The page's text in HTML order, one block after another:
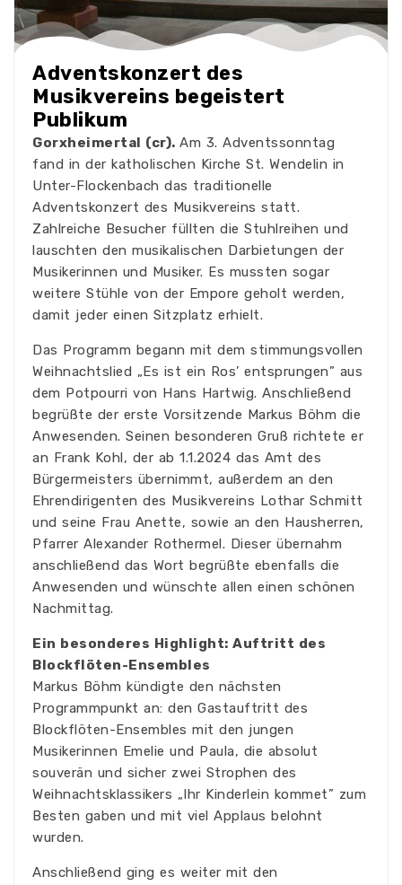
Adventskonzert des
Musikvereins begeistert
Publikum
Gorxheimertal (cr). Am 3. Adventssonntag
fand in der katholischen Kirche St. Wendelin in
Unter-Flockenbach das traditionelle
Adventskonzert des Musikvereins statt.
Zahlreiche Besucher füllten die Stuhlreihen und
lauschten den musikalischen Darbietungen der
Musikerinnen und Musiker. Es mussten sogar
weitere Stühle von der Empore geholt werden,
damit jeder einen Sitzplatz erhielt.
Das Programm begann mit dem stimmungsvollen
Weihnachtslied „Es ist ein Ros’ entsprungen” aus
dem Potpourri von Hans Hartwig. Anschließend
begrüßte der erste Vorsitzende Markus Böhm die
Anwesenden. Seinen besonderen Gruß richtete er
an Frank Kohl, der ab 1.1.2024 das Amt des
Bürgermeisters übernimmt, außerdem an den
Ehrendirigenten des Musikvereins Lothar Schmitt
und seine Frau Anette, sowie an den Hausherren,
Pfarrer Alexander Rothermel. Dieser übernahm
anschließend das Wort begrüßte ebenfalls die
Anwesenden und wünschte allen einen schönen
Nachmittag.
Ein besonderes Highlight: Auftritt des
Blockflöten-Ensembles
Markus Böhm kündigte den nächsten
Programmpunkt an: den Gastauftritt des
Blockflöten-Ensembles mit den jungen
Musikerinnen Emelie und Paula, die absolut
souverän und sicher zwei Strophen des
Weihnachtsklassikers „Ihr Kinderlein kommet” zum
Besten gaben und mit viel Applaus belohnt
wurden.
Anschließend ging es weiter mit den